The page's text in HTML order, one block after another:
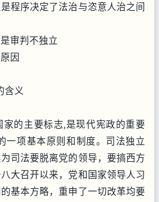
程序决定了法治与恣意人治之间
审判不独立
因
含义
的主要标志,是现代宪政的重要
一项基本原则和制度。司法独立
司法要脱离党的领导，要搞西方
大召开以来，党和国家领导人习
基本方略，重申了一切改革均要